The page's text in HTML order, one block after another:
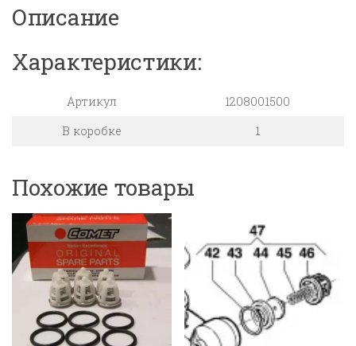
BP/APS/IDS
Описание
Характеристики:
Артикул
1208001500
В коробке
1
Похожие товары